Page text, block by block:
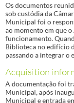
Os documentos
sob custódia da
Municipal foi o
ao momento em que
funcionamento.
Biblioteca no edifício
passando a integrar
Acquisition
A documentação foi
Municipal, após
Municipal e entrada